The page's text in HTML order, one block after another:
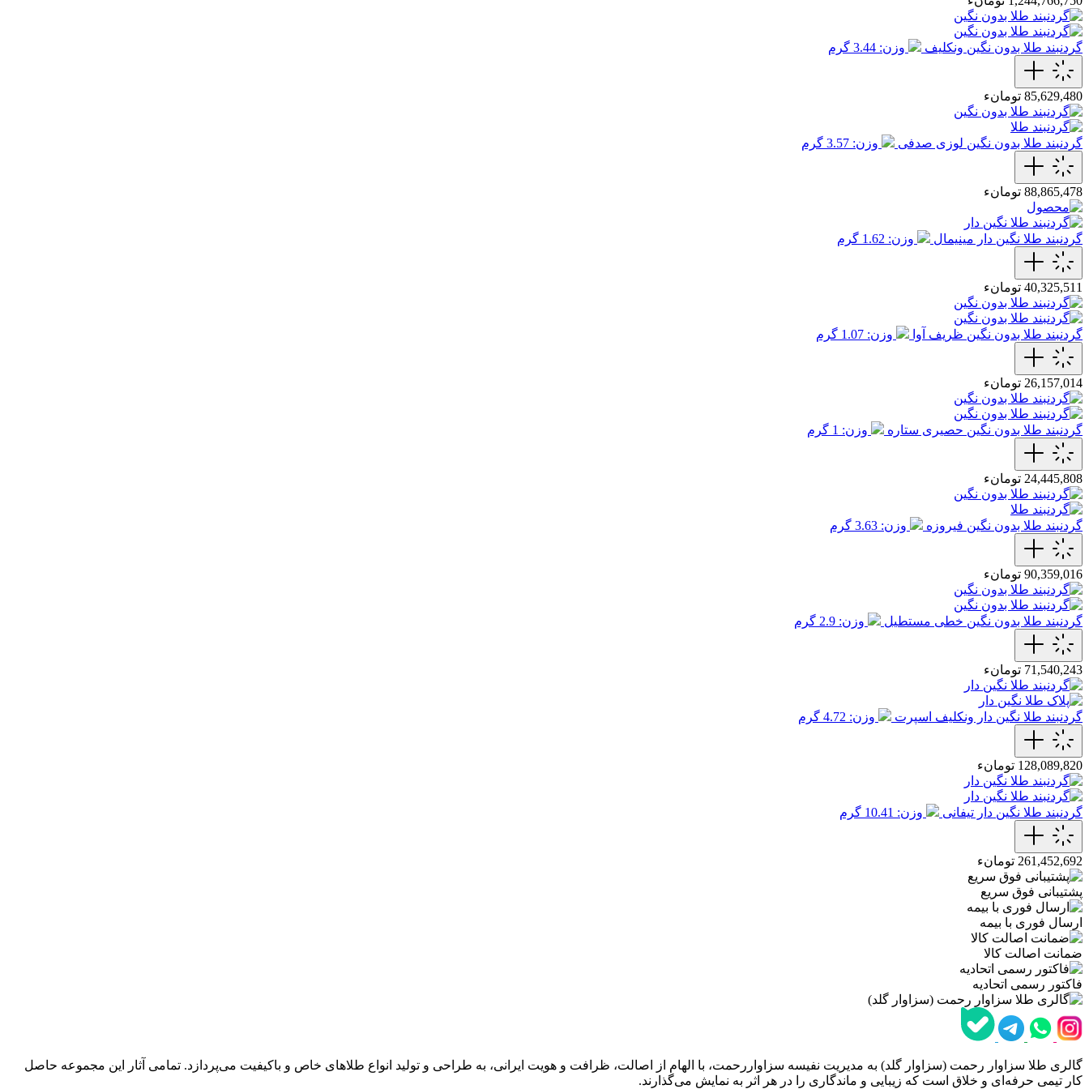
گردنبند طلا بدون نگین ونکلیف وزن: 3.44 گرم
85,629,480 تومانء
گردنبند طلا بدون نگین لوزی صدفی وزن: 3.57 گرم
88,865,478 تومانء
گردنبند طلا نگین دار مینیمال وزن: 1.62 گرم
40,325,511 تومانء
گردنبند طلا بدون نگین ظریف آوا وزن: 1.07 گرم
26,157,014 تومانء
گردنبند طلا بدون نگین حصیری ستاره وزن: 1 گرم
24,445,808 تومانء
گردنبند طلا بدون نگین فیروزه وزن: 3.63 گرم
90,359,016 تومانء
گردنبند طلا بدون نگین خطی مستطیل وزن: 2.9 گرم
71,540,243 تومانء
گردنبند طلا نگین دار ونکلیف اسپرت وزن: 4.72 گرم
128,089,820 تومانء
گردنبند طلا نگین دار تیفانی وزن: 10.41 گرم
261,452,692 تومانء
پشتیبانی فوق سریع
ارسال فوری با بیمه
ضمانت اصالت کالا
فاکتور رسمی اتحادیه
گالری طلا سزاوار رحمت (سزاوار گلد) به مدیریت نفیسه سزاواررحمت، با الهام از اصالت، ظرافت و هویت ایرانی، به طراحی و تولید انواع طلاهای خاص و باکیفیت می‌پردازد. تمامی آثار این مجموعه حاصل
کار تیمی حرفه‌ای و خلاق است که زیبایی و ماندگاری را در هر اثر به نمایش می‌گذارند.